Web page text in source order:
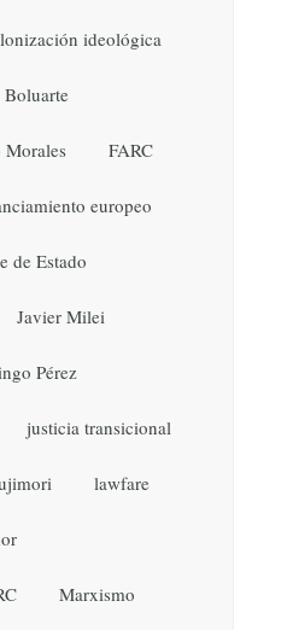
ideológica
Morales FARC
europeo
de Estado
Javier Milei
Pérez
justicia transicional
lawfare
Marxismo